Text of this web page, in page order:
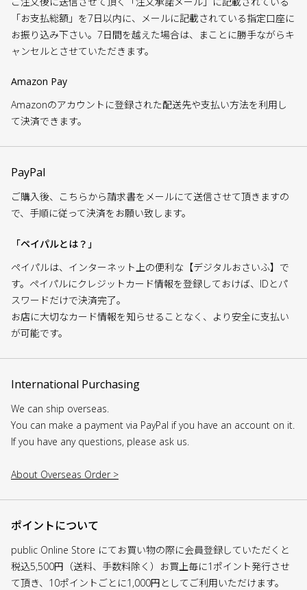
「お支払総額」を7日以内に、メールに記載されている指定口座に
お振り込み下さい。7日間を越えた場合は、まことに勝手ながらキ
ャンセルとさせていただきます。
Amazon Pay
Amazonのアカウントに登録された配送先や支払い方法を利用し
て決済できます。
PayPal
ご購入後、こちらから請求書をメールにて送信させて頂きますの
で、手順に従って決済をお願い致します。
「ペイパルとは？」
ペイパルは、インターネット上の便利な【デジタルおさいふ】で
す。ペイパルにクレジットカード情報を登録しておけば、IDとパ
スワードだけで決済完了。
お店に大切なカード情報を知らせることなく、より安全に支払い
が可能です。
International Purchasing
We can ship overseas.
You can make a payment via PayPal if you have an account on it.
If you have any questions, please ask us.
About Overseas Order >
ポイントについて
public Online Store にてお買い物の際に会員登録していただくと
税込5,500円（送料、手数料除く）お買上毎に1ポイント発行させ
て頂き、10ポイントごとに1,000円としてご利用いただけます。